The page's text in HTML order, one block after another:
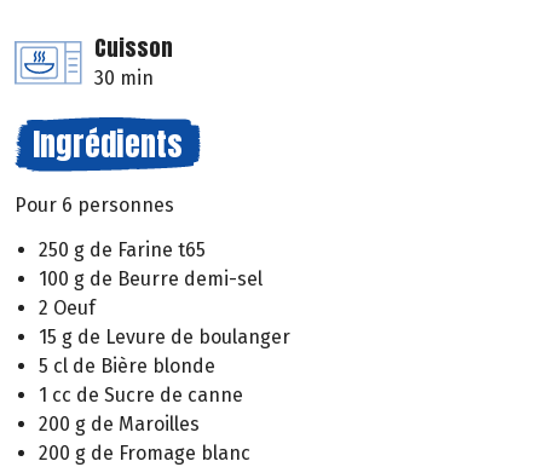
Cuisson
30 min
Ingrédients
Pour 6 personnes
250 g de Farine t65
100 g de Beurre demi-sel
2 Oeuf
15 g de Levure de boulanger
5 cl de Bière blonde
1 cc de Sucre de canne
200 g de Maroilles
200 g de Fromage blanc